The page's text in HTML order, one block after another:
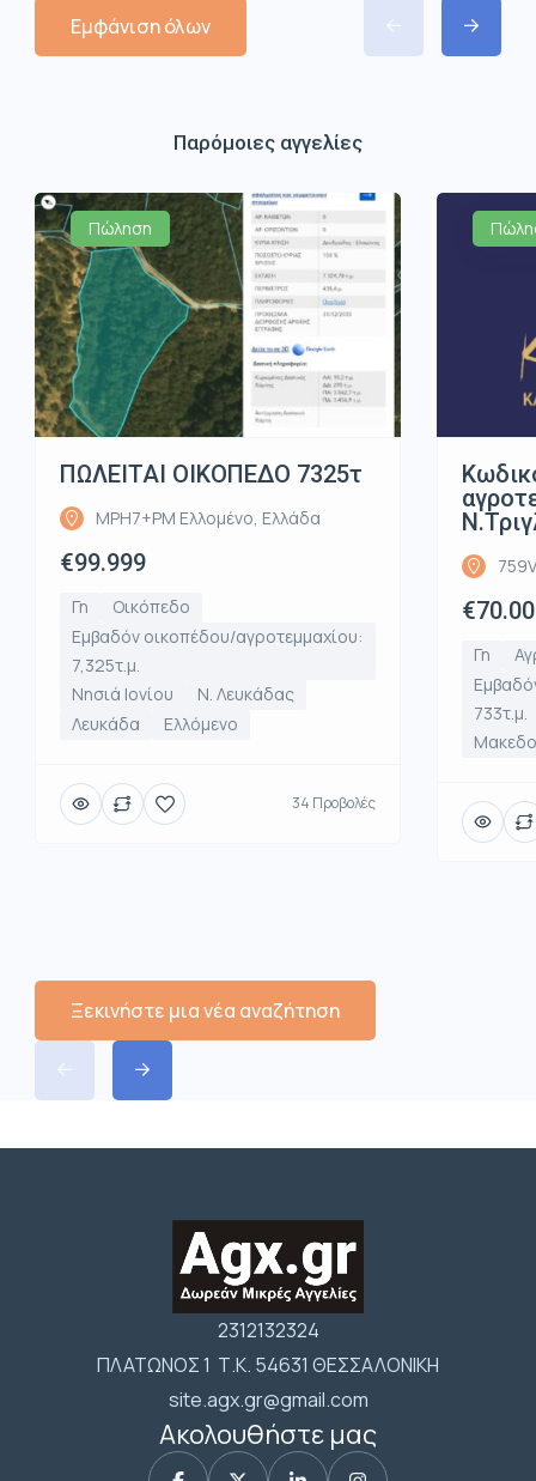
Εμφάνιση όλων
Παρόμοιες αγγελίες
Πώληση
ΠΩΛΕΙΤΑΙ ΟΙΚΟΠΕΔΟ 7325τ
MPH7+PM Ελλομένο, Ελλάδα
€99.999
Γη
Οικόπεδο
Εμβαδόν οικοπέδου/αγροτεμμαχίου:
7,325τ.μ.
Νησιά Ιονίου
Ν. Λευκάδας
Λευκάδα
Ελλόμενο
34 Προβολές
Γη
733τ.μ.
Ξεκινήστε μια νέα αναζήτηση
2312132324
ΠΛΑΤΩΝΟΣ 1 Τ.Κ. 54631 ΘΕΣΣΑΛΟΝΙΚΗ
site.agx.gr@gmail.com
Ακολουθήστε μας